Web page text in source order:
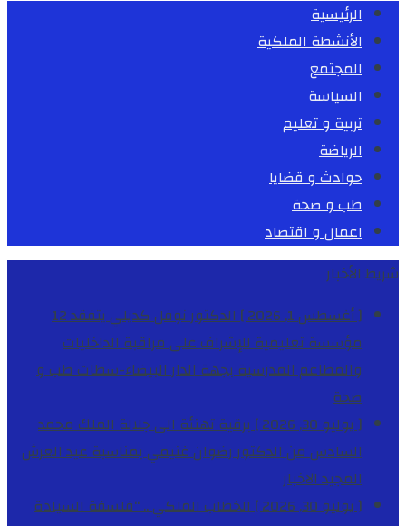
الرئيسية
الأنشطة الملكية
المجتمع
السياسة
تربية و تعليم
الرياضة
حوادث و قضايا
طب و صحة
اعمال و اقتصاد
شريط الأخبار
[ أغسطس 1, 2026 ]
الدكتور نوفل كديلي يتفقد 12
مؤسسة تعليمية للإشراف على مراقبة الداخليات
والمطاعم المدرسية بجهة الدار البيضاء-سطاتطب و
صحة
[ يوليو 30, 2026 ]
برقية تهنئة الى جلالة الملك محمد
السادس من الدكتور رضوان غنيمي بمناسبة عيد العرش
المجيدالاخبار
[ يوليو 30, 2026 ]
الخطاب الملكي .. “فلسفة السيادة